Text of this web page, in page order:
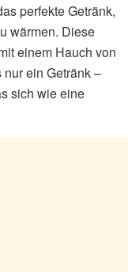
perfekte Getränk,
wärmen. Diese
einem Hauch von
ein Getränk –
sich wie eine